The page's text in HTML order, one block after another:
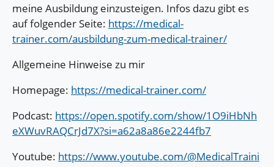
meine Ausbildung einzusteigen. Infos dazu gibt es
auf folgender Seite: https://medical-
trainer.com/ausbildung-zum-medical-trainer/
Allgemeine Hinweise zu mir
Homepage: https://medical-trainer.com/
Podcast: https://open.spotify.com/show/1O9iHbNh
eXWuvRAQCrJd7X?si=a62a8a86e2244fb7
Youtube: https://www.youtube.com/@MedicalTraini